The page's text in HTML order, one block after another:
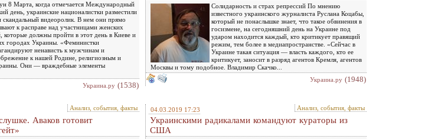
8 Марта, когда отмечается Международный
день, украинские националистки разместили
скандальный видеоролик. В нем они прямо
к расправе над участницами женских
которые должны пройти в этот день в Киеве и
городах Украины. «Феминистки
ненависть к мужчинам и
к нашей Родине, религиозным и
Они — враждебные элементы
Украина.ру (1538)
Солидарность и страх репрессий По мнению
известного украинского журналиста Руслана Коцабы,
который не понаслышке знает, что такое обвинения в
госизмене, на сегодняшний день на Украине под
ударом находится каждый, кто критикует правящий
режим, тем более в медиапространстве. «Сейчас в
Украине такая ситуация — власть каждого, кто ее
критикует, заносит в разряд агентов Кремля, агентов
Москвы и тому подобное. Владимир Скачко...
Украина.ру (1948)
Анализ, события, факты
Аваков готовит
04.03.2019 17:23 Анализ, события, факты
Украинскими радикалами командуют кураторы из
США